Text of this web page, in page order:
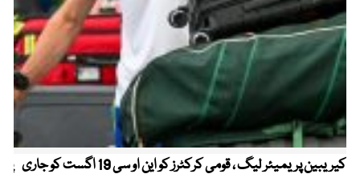
کیریبین پریمیئر لیگ ، قومی کرکٹرز کو این او سی 19 اگست کو جاری